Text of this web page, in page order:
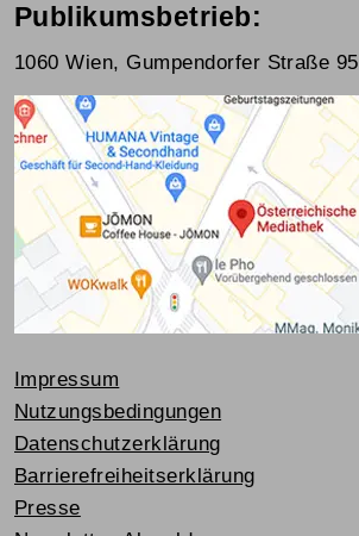
Publikumsbetrieb:
1060 Wien, Gumpendorfer Straße 95
Impressum
Nutzungsbedingungen
Datenschutzerklärung
Barrierefreiheitserklärung
Presse